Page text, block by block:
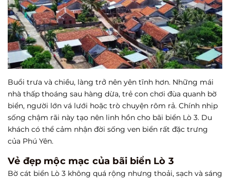
Buổi trưa và chiều, làng trở nên yên tĩnh hơn. Những mái
nhà thấp thoáng sau hàng dừa, trẻ con chơi đùa quanh bờ
biển, người lớn vá lưới hoặc trò chuyện rôm rả. Chính nhịp
sống chậm rãi này tạo nên linh hồn cho bãi biển Lò 3. Du
khách có thể cảm nhận đời sống ven biển rất đặc trưng
của Phú Yên.
Vẻ đẹp mộc mạc của bãi biển Lò 3
Bờ cát biển Lò 3 không quá rộng nhưng thoải, sạch và sáng